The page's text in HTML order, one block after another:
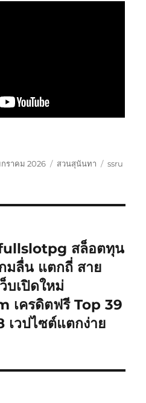
ราคม 2026
หมวด
สวนสุนันทา
ป้าย
ssru
สล็อตทุน
มลื่น แตกถี่ สาย
บเปิดใหม่
เครดิตฟรี Top 39
วปไซต์แตกง่าย